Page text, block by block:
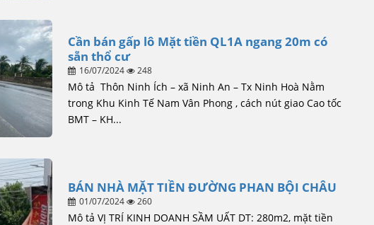
Cần bán gấp lô Mặt tiền QL1A ngang 20m có
sẵn thổ cư
16/07/2024 248
Mô tả Thôn Ninh Ích – xã Ninh An – Tx Ninh Hoà Nằm
trong Khu Kinh Tế Nam Vân Phong , cách nút giao Cao tốc
BMT – KH...
BÁN NHÀ MẶT TIỀN ĐƯỜNG PHAN BỘI CHÂU
01/07/2024 260
Mô tả VỊ TRÍ KINH DOANH SẦM UẤT DT: 280m2, mặt tiền